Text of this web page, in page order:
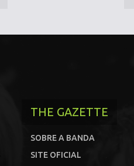
THE GAZETTE
SOBRE A BANDA
SITE OFICIAL